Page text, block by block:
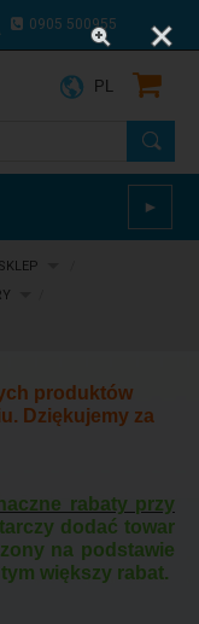
0905 500955
►
PL
produktów
Dziękujemy za
rabaty przy
dodać towar
na podstawie
większy rabat.